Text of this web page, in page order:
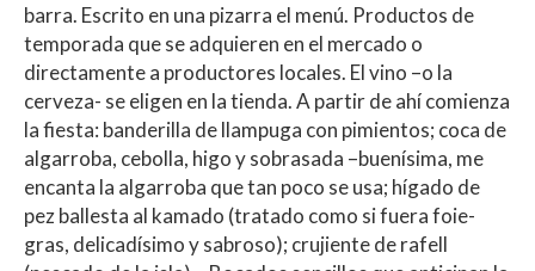
barra. Escrito en una pizarra el menú. Productos de
temporada que se adquieren en el mercado o
directamente a productores locales. El vino –o la
cerveza- se eligen en la tienda. A partir de ahí comienza
la fiesta: banderilla de llampuga con pimientos; coca de
algarroba, cebolla, higo y sobrasada –buenísima, me
encanta la algarroba que tan poco se usa; hígado de
pez ballesta al kamado (tratado como si fuera foie-
gras, delicadísimo y sabroso); crujiente de rafell